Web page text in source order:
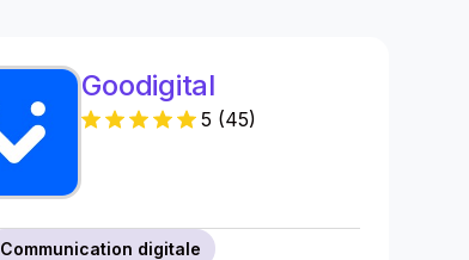
Goodigital
5 (45)
Communication digitale